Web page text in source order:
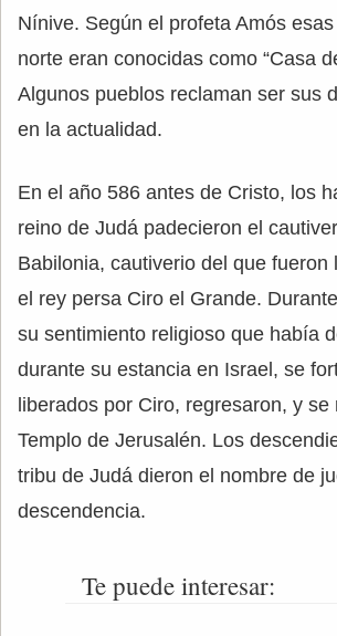
Nínive. Según el profeta Amós
norte eran conocidas como “Casa
Algunos pueblos reclaman ser sus
en la actualidad.
En el año 586 antes de Cristo, los
reino de Judá padecieron el
Babilonia, cautiverio del que fueron
el rey persa Ciro el Grande.
su sentimiento religioso que había
durante su estancia en Israel, se
liberados por Ciro, regresaron, y se
Templo de Jerusalén. Los
tribu de Judá dieron el nombre de
descendencia.
Te puede interesar: